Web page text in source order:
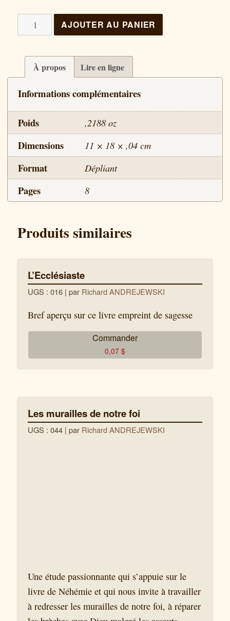
quantité
de
choses
sont
arrivées
pour
nous
servir
d’exemples
(1 Corinthiens 10.6)
AJOUTER AU PANIER
À propos Lire en ligne
Informations complémentaires
Poids ,2188 oz
Dimensions 11 × 18 × ,04 cm
Format Dépliant
Pages 8
Produits similaires
L’Ecclésiaste
UGS : 016 | par Richard ANDREJEWSKI
Bref aperçu sur ce livre empreint de sagesse
Commander
0,07 $
Les murailles de notre foi
UGS : 044 | par Richard ANDREJEWSKI
Une étude passionnante qui s’appuie sur le
livre de Néhémie et qui nous invite à travailler
à redresser les murailles de notre foi, à réparer